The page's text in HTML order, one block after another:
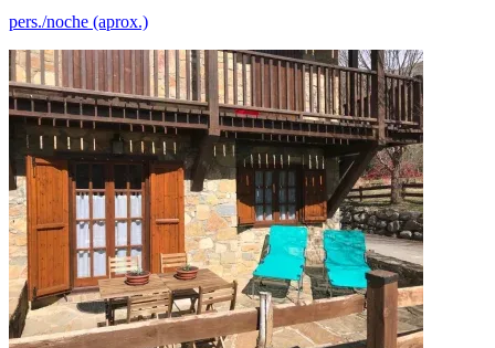
pers./noche (aprox.)